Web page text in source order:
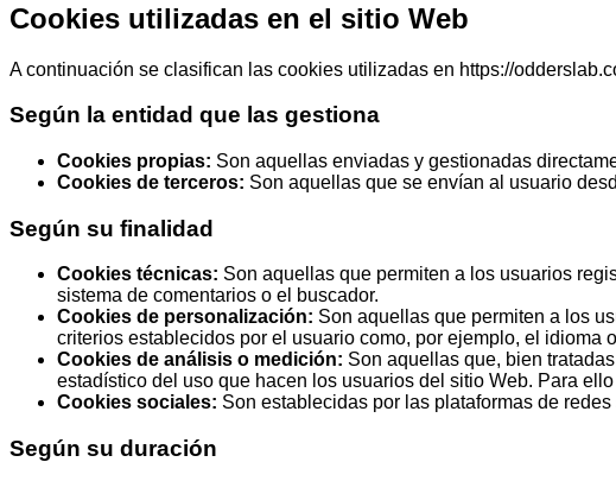
Cookies utilizadas en el sitio Web
A continuación se clasifican las cookies utilizadas en https://
Según la entidad que las gestiona
Cookies propias: Son aquellas enviadas y gestionadas
Cookies de terceros: Son aquellas que se envían al usuario
Según su finalidad
Cookies técnicas: Son aquellas que permiten a los usuarios
sistema de comentarios o el buscador.
Cookies de personalización: Son aquellas que permiten a los
criterios establecidos por el usuario como, por ejemplo, el idioma
Cookies de análisis o medición: Son aquellas que, bien
estadístico del uso que hacen los usuarios del sitio Web. Para
Cookies sociales: Son establecidas por las plataformas de
Según su duración